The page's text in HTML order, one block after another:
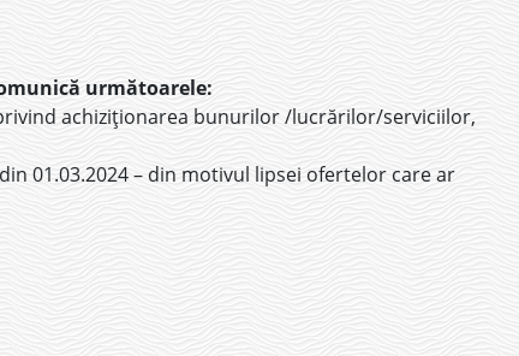
următoarele:
achiziționarea bunurilor /lucrărilor/serviciilor,
din 01.03.2024 – din motivul lipsei ofertelor care ar